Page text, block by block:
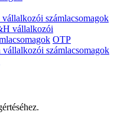
vállalkozói számlacsomagok
vállalkozói
OTP
vállalkozói számlacsomagok